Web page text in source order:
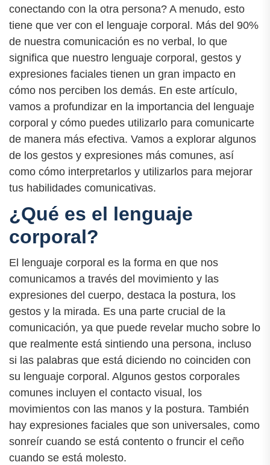
conectando con la otra persona? A menudo, esto
tiene que ver con el lenguaje corporal. Más del 90%
de nuestra comunicación es no verbal, lo que
significa que nuestro lenguaje corporal, gestos y
expresiones faciales tienen un gran impacto en
cómo nos perciben los demás. En este artículo,
vamos a profundizar en la importancia del lenguaje
corporal y cómo puedes utilizarlo para comunicarte
de manera más efectiva. Vamos a explorar algunos
de los gestos y expresiones más comunes, así
como cómo interpretarlos y utilizarlos para mejorar
tus habilidades comunicativas.
¿Qué es el lenguaje
corporal?
El lenguaje corporal es la forma en que nos
comunicamos a través del movimiento y las
expresiones del cuerpo, destaca la postura, los
gestos y la mirada. Es una parte crucial de la
comunicación, ya que puede revelar mucho sobre lo
que realmente está sintiendo una persona, incluso
si las palabras que está diciendo no coinciden con
su lenguaje corporal. Algunos gestos corporales
comunes incluyen el contacto visual, los
movimientos con las manos y la postura. También
hay expresiones faciales que son universales, como
sonreír cuando se está contento o fruncir el ceño
cuando se está molesto.